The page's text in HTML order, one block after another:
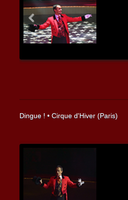
Previous
Dingue ! • Cirque d'Hiver (Paris)